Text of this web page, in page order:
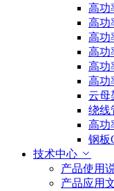
高功
高功
高功
高功
高功
高功
云母
绕线
高功
钢板
技术中心
产品使用
产品应用